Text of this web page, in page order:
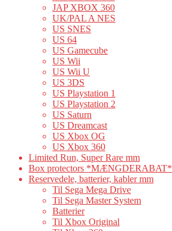
JAP XBOX 360
UK/PAL A NES
US SNES
US 64
US Gamecube
US Wii
US Wii U
US 3DS
US Playstation 1
US Playstation 2
US Saturn
US Dreamcast
US Xbox OG
US Xbox 360
Limited Run, Super Rare mm
Box protectors *MÆNGDERABAT*
Reservedele, batterier, kabler mm
Til Sega Mega Drive
Til Sega Master System
Batterier
Til Xbox Original